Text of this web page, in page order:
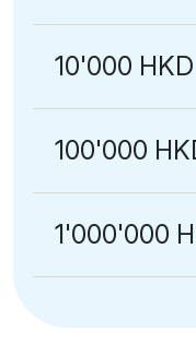
10'000 HKD
100'000
1'000'000